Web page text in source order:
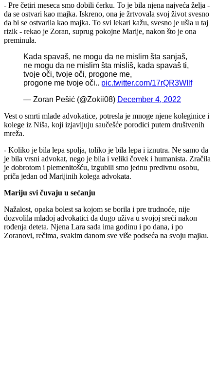
- Pre četiri meseca smo dobili ćerku. To je bila njena najveća želja -
da se ostvari kao majka. Iskreno, ona je žrtvovala svoj život svesno
da bi se ostvarila kao majka. To svi lekari kažu, svesno je ušla u taj
rizik - rekao je Zoran, suprug pokojne Marije, nakon što je ona
preminula.
Kada spavaš, ne mogu da ne mislim šta sanjaš,
ne mogu da ne mislim šta misliš, kada spavaš ti,
tvoje oči, tvoje oči, progone me,
progone me tvoje oči.. pic.twitter.com/17rQR3WIlf
— Zoran Pešić (@Zokii08) December 4, 2022
Vest o smrti mlade advokatice, potresla je mnoge njene koleginice i
kolege iz Niša, koji izjavljuju saučešće porodici putem društvenih
mreža.
- Koliko je bila lepa spolja, toliko je bila lepa i iznutra. Ne samo da
je bila vrsni advokat, nego je bila i veliki čovek i humanista. Zračila
je dobrotom i plemenitošću, izgubili smo jednu predivnu osobu,
priča jedan od Marijinih kolega advokata.
Mariju svi čuvaju u sećanju
Nažalost, opaka bolest sa kojom se borila i pre trudnoće, nije
dozvolila mladoj advokatici da dugo uživa u svojoj sreći nakon
rođenja deteta. Njena Lara sada ima godinu i po dana, i po
Zoranovi, rečima, svakim danom sve više podseća na svoju majku.